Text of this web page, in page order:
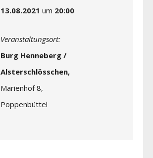
13.08.2021 um 20:00
Veranstaltungsort:
Burg Henneberg /
Alsterschlösschen,
Marienhof 8,
Poppenbüttel